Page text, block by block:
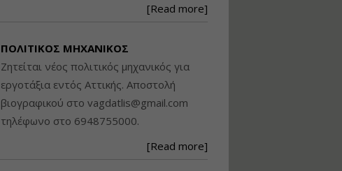
[Read more]
ΠΟΛΙΤΙΚΟΣ ΜΗΧΑΝΙΚΟΣ
Ζητείται νέος πολιτικός μηχανικός για
εργοτάξια εντός Αττικής. Αποστολή
βιογραφικού στο vagdatlis@gmail.com
τηλέφωνο στο 6948755000.
[Read more]
Εισηγητής: Στέφανος Τουλόγλου
Τιμή από: €190.00
Διάρκεια: 12 ώρες